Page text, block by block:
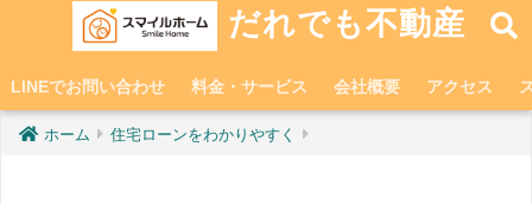
だれでも不動産
LINEでお問い合わせ 料金・サービス 会社概要 アクセス
ホーム 住宅ローンをわかりやすく